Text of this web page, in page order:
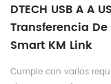
DTECH USB A A
Transferencia De
Smart KM Link
Cumple con varios